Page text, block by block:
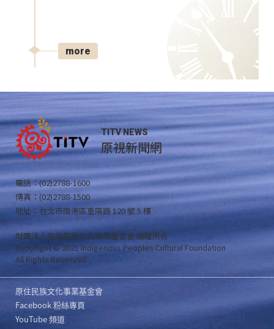
more
TITV NEWS
原視新聞網
電話：(02)2788-1600
傳真：(02)2788-1500
地址：台北市南港區重陽路 120 號 5 樓
財團法人原住民族文化事業基金會 版權所有
Copyright © 2021 Indigenous Peoples Cultural Foundation
All Rights Reserved .
原住民族文化事業基金會
Facebook 粉絲專頁
YouTube 頻道